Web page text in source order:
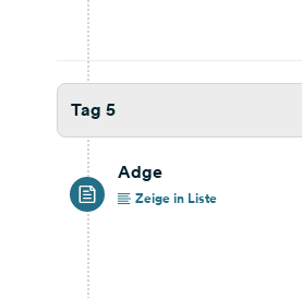
Tag 9
Camping Torre de la
Ctra. Nacional 340,
Spanien
Tag 10
Tag 5
Adge
Zeige in Liste